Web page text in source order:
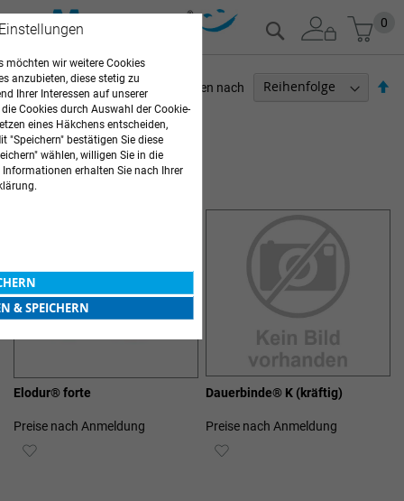
Zum
Inhalt
0
Suche
2Elemente
Sortieren nach
LANGZUGBINDEN
Elodur® forte
Preise nach Anmeldung
ZUR
Dauerbinde® K (kräftig)
Preise nach Anmeldung
ZUR
ARZTBEDARF
möchten wir weitere Cookies
anzubieten, diese stetig zu
Ihrer Interessen auf unserer
Cookies durch Auswahl der Cookie-
eines Häkchens entscheiden,
"Speichern" bestätigen Sie diese
wählen, willigen Sie in die
erhalten Sie nach Ihrer
& SPEICHERN